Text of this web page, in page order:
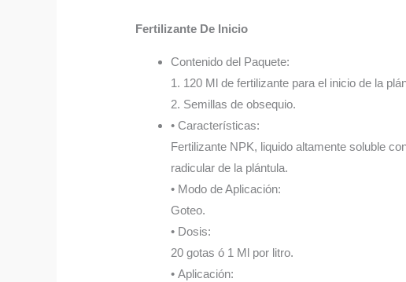
Fertilizante De Inicio
Contenido del Paquete:
1. 120 Ml de fertilizante para el inicio de la
2. Semillas de obsequio.
• Características:
Fertilizante NPK, liquido altamente soluble
radicular de la plántula.
• Modo de Aplicación:
Goteo.
• Dosis:
20 gotas ó 1 Ml por litro.
• Aplicación: